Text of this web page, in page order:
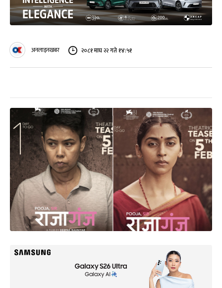
अनलाइनखबर २०८१ माघ २२ गते १४:५१